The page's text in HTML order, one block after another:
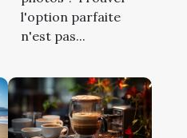
l'option parfaite
n'est pas...